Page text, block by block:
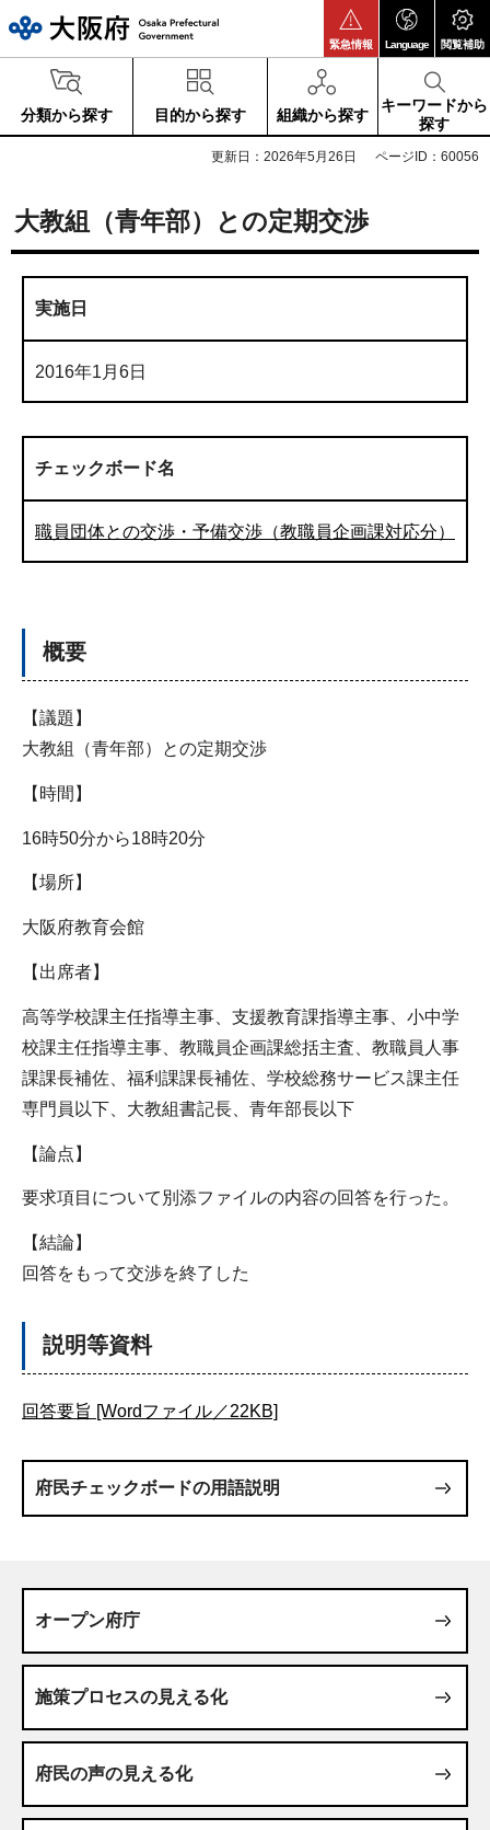
緊急情報 Language 閲覧補助
分類から探す 目的から探す 組織から探す
キーワードから
探す
更新日：2026年5月26日 ページID：60056
大教組（青年部）との定期交渉
実施日
2016年1月6日
チェックボード名
職員団体との交渉・予備交渉（教職員企画課対応分）
概要
【議題】
大教組（青年部）との定期交渉
【時間】
16時50分から18時20分
【場所】
大阪府教育会館
【出席者】
高等学校課主任指導主事、支援教育課指導主事、小中学
校課主任指導主事、教職員企画課総括主査、教職員人事
課課長補佐、福利課課長補佐、学校総務サービス課主任
専門員以下、大教組書記長、青年部長以下
【論点】
要求項目について別添ファイルの内容の回答を行った。
【結論】
回答をもって交渉を終了した
説明等資料
回答要旨 [Wordファイル／22KB]
府民チェックボードの用語説明
オープン府庁
施策プロセスの見える化
府民の声の見える化